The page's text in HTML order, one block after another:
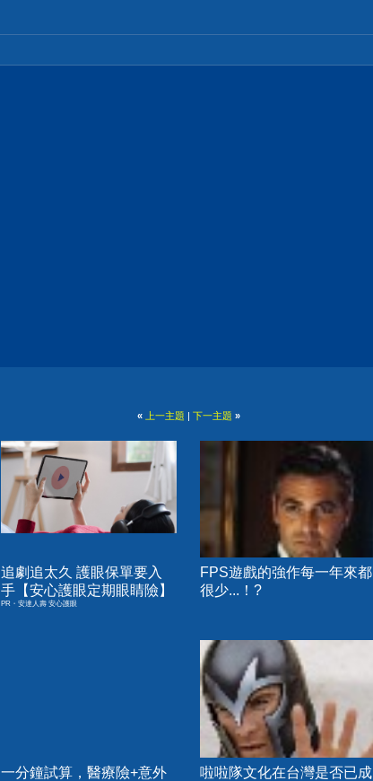
« 上一主題 | 下一主題 »
追劇追太久 護眼保單要入
手【安心護眼定期眼睛險】
PR・安達人壽 安心護眼
FPS遊戲的強作每一年來都
很少...！?
一分鐘試算，醫療險+意外
啦啦隊文化在台灣是否已成